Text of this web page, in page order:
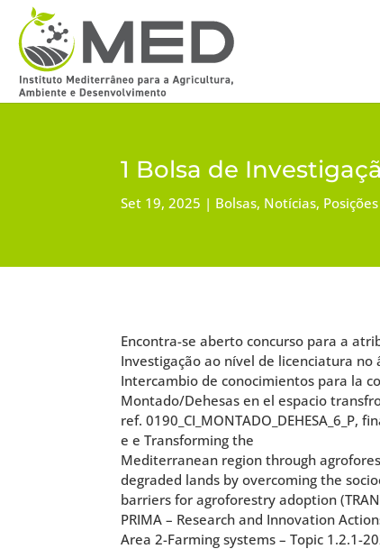
1 Bolsa de
Set 19, 2025 Bolsas, Notícias,
Encontra-se aberto concurso para a
Investigação ao nível de licenciatura
Intercambio de conocimientos para la
Montado/Dehesas en el espacio
ref. 0190_CI_MONTADO_DEHESA_6_P,
e e Transforming the
Mediterranean region through
degraded lands by overcoming the
barriers for agroforestry adoption
PRIMA – Research and Innovation
Area 2-Farming systems – Topic 1.2.1-